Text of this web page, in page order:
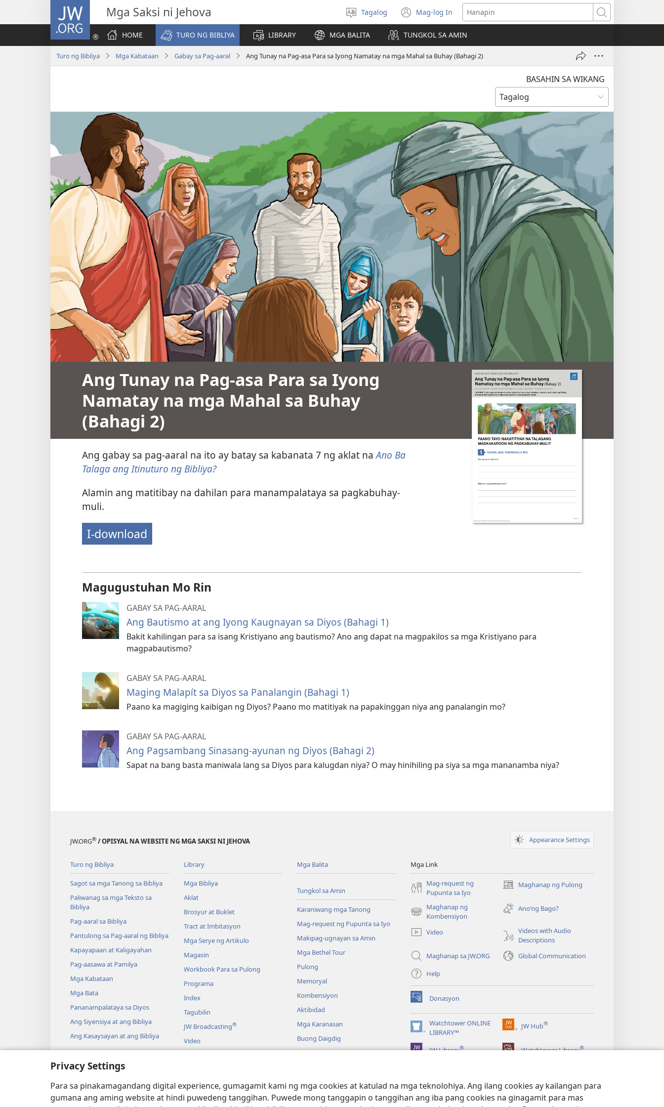
Privacy Settings
Para sa pinakamagandang digital experience, gumagamit kami ng mga cookies at katulad na mga teknolohiya. Ang ilang cookies ay kailangan para
gumana ang aming website at hindi puwedeng tanggihan. Puwede mong tanggapin o tanggihan ang iba pang cookies na ginagamit para mas
JW.ORG Mga Saksi ni Jehova
Pumili
ng
wika
Tagalog Mag-log In
(may
bubukas
na
bagong
window)
Hanapin
HOME
TURO NG BIBLIYA LIBRARY MGA BALITA TUNGKOL SA AMIN
Turo ng Bibliya Mga Kabataan Gabay sa Pag-aaral Ang Tunay na Pag-asa Para sa Iyong Namatay na mga Mahal sa Buhay (Bahagi 2)
BASAHIN SA WIKANG
Ang Tunay na Pag-asa Para sa Iyong
Namatay na mga Mahal sa Buhay
(Bahagi 2)
Ang gabay sa pag-aaral na ito ay batay sa kabanata 7 ng aklat naAno Ba
Talaga ang Itinuturo ng Bibliya?
Alamin ang matitibay na dahilan para manampalataya sa pagkabuhay-
muli.
I-download
Magugustuhan Mo Rin
GABAY SA PAG-AARAL
Ang Bautismo at ang Iyong Kaugnayan sa Diyos (Bahagi 1)
Bakit kahilingan para sa isang Kristiyano ang bautismo? Ano ang dapat na magpakilos sa mga Kristiyano para
magpabautismo?
GABAY SA PAG-AARAL
Maging Malapít sa Diyos sa Panalangin (Bahagi 1)
Paano ka magiging kaibigan ng Diyos? Paano mo matitiyak na papakinggan niya ang panalangin mo?
GABAY SA PAG-AARAL
Ang Pagsambang Sinasang-ayunan ng Diyos (Bahagi 2)
Sapat na bang basta maniwala lang sa Diyos para kalugdan niya? O may hinihiling pa siya sa mga mananamba niya?
JW.ORG® / OPISYAL NA WEBSITE NG MGA SAKSI NI JEHOVA Appearance Settings
Turo ng Bibliya
Sagot sa mga Tanong sa Bibliya
Paliwanag sa mga Teksto sa
Bibliya
Pag-aaral sa Bibliya
Pantulong sa Pag-aaral ng Bibliya
Kapayapaan at Kaligayahan
Pag-aasawa at Pamilya
Mga Kabataan
Mga Bata
Pananampalataya sa Diyos
Ang Siyensiya at ang Bibliya
Ang Kasaysayan at ang Bibliya
Library
Mga Bibliya
Aklat
Brosyur at Buklet
Tract at Imbitasyon
Mga Serye ng Artikulo
Magasin
Workbook Para sa Pulong
Programa
Index
Tagubilin
JW Broadcasting®
Video
Pagbabasa ng Bibliya—Audio
Drama
Mga Balita
Tungkol sa Amin
Karaniwang mga Tanong
Mag-request ng Pupunta sa Iyo
Makipag-ugnayan sa Amin
Mga Bethel Tour
Pulong
Memoryal
Kombensiyon
Aktibidad
Mga Karanasan
Buong Daigdig
Mga Link
Mag-request ng
Pupunta sa Iyo
Maghanap ng Pulong
(may
na
window)
Maghanap ng
Kombensiyon
(may
na
window)
Ano’ng Bago?
Video
Videos with Audio
Descriptions
Maghanap sa JW.ORG
Global Communication
Help
Donasyon
(may
bubukas
na
bagong
Watchtower ONLINE
LIBRARY™
(may
bubukas
na
JW Hub®
(may
na
JW Library® Watchtower Library®